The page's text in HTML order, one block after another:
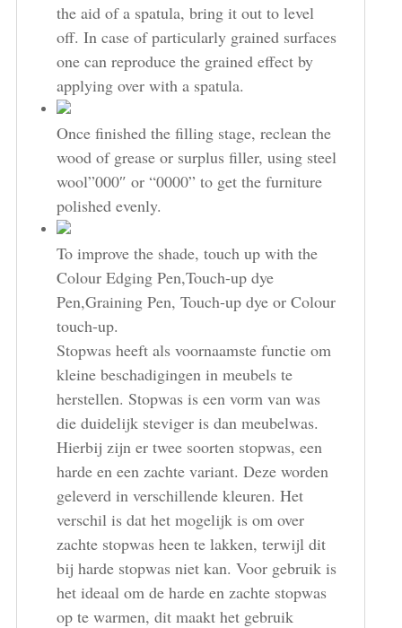
the aid of a spatula, bring it out to level
off. In case of particularly grained surfaces
one can reproduce the grained effect by
applying over with a spatula.
Once finished the filling stage, reclean the
wood of grease or surplus filler, using steel
wool”000″ or “0000” to get the furniture
polished evenly.
To improve the shade, touch up with the
Colour Edging Pen,Touch-up dye
Pen,Graining Pen, Touch-up dye or Colour
touch-up.
Stopwas heeft als voornaamste functie om
kleine beschadigingen in meubels te
herstellen. Stopwas is een vorm van was
die duidelijk steviger is dan meubelwas.
Hierbij zijn er twee soorten stopwas, een
harde en een zachte variant. Deze worden
geleverd in verschillende kleuren. Het
verschil is dat het mogelijk is om over
zachte stopwas heen te lakken, terwijl dit
bij harde stopwas niet kan. Voor gebruik is
het ideaal om de harde en zachte stopwas
op te warmen, dit maakt het gebruik